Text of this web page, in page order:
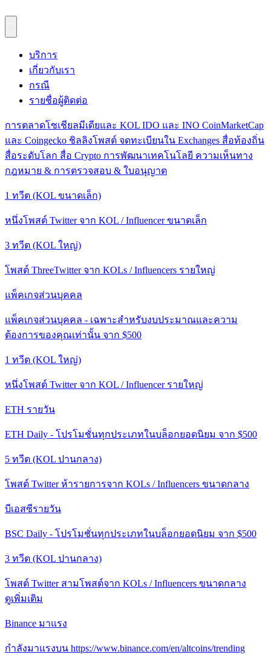
บริการ
เกี่ยวกับเรา
กรณี
รายชื่อผู้ติดต่อ
การตลาดโซเชียลมีเดียและ KOL IDO และ INO CoinMarketCap
และ Coingecko ชิลลิงโพสต์ จดทะเบียนใน Exchanges สื่อท้องถิ่น
สื่อระดับโลก สื่อ Crypto การพัฒนาเทคโนโลยี ความเห็นทาง
กฎหมาย & การตรวจสอบ & ใบอนุญาต
1 ทวีต (KOL ขนาดเล็ก)
หนึ่งโพสต์ Twitter จาก KOL / Influencer ขนาดเล็ก
3 ทวีต (KOL ใหญ่)
โพสต์ ThreeTwitter จาก KOLs / Influencers รายใหญ่
แพ็คเกจส่วนบุคคล
แพ็คเกจส่วนบุคคล - เฉพาะสำหรับงบประมาณและความ
ต้องการของคุณเท่านั้น จาก $500
1 ทวีต (KOL ใหญ่)
หนึ่งโพสต์ Twitter จาก KOL / Influencer รายใหญ่
ETH รายวัน
ETH Daily - โปรโมชั่นทุกประเภทในบล็อกยอดนิยม จาก $500
5 ทวีต (KOL ปานกลาง)
โพสต์ Twitter ห้ารายการจาก KOLs / Influencers ขนาดกลาง
บีเอสซีรายวัน
BSC Daily - โปรโมชั่นทุกประเภทในบล็อกยอดนิยม จาก $500
3 ทวีต (KOL ปานกลาง)
โพสต์ Twitter สามโพสต์จาก KOLs / Influencers ขนาดกลาง
ดูเพิ่มเติม
Binance มาแรง
กําลังมาแรงบน https://www.binance.com/en/altcoins/trending